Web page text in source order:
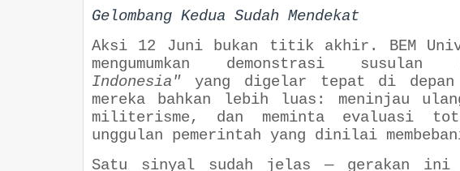
Gelombang Kedua Sudah Mendekat
Aksi 12 Juni bukan titik akhir. BEM
mengumumkan demonstrasi susulan
Indonesia"
yang digelar tepat di depan
mereka bahkan lebih luas: meninjau
militerisme, dan meminta evaluasi
unggulan pemerintah yang dinilai
Satu sinyal sudah jelas — gerakan ini